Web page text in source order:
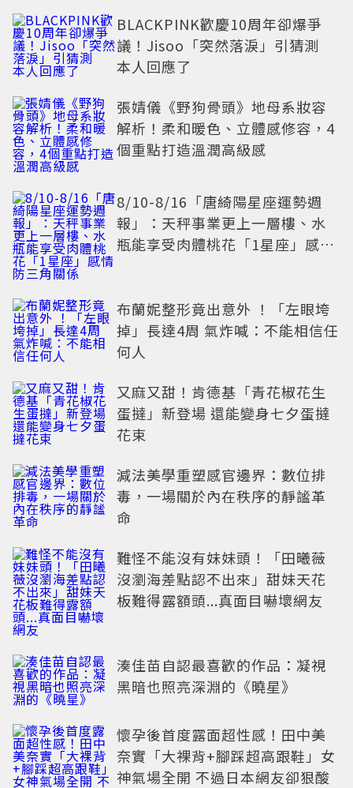
BLACKPINK歡慶10周年卻爆爭
議！Jisoo「突然落淚」引猜測
本人回應了
張婧儀《野狗骨頭》地母系妝容
解析！柔和暖色、立體感修容，4
個重點打造溫潤高級感
8/10-8/16「唐綺陽星座運勢週
報」：天秤事業更上一層樓、水
瓶能享受肉體桃花「1星座」感情
布蘭妮整形竟出意外 ！「左眼垮
掉」長達4周 氣炸喊：不能相信任
何人
又麻又甜！肯德基「青花椒花生
蛋撻」新登場 還能變身七夕蛋撻
花束
減法美學重塑感官邊界：數位排
毒，一場關於內在秩序的靜謐革
命
難怪不能沒有妹妹頭！「田曦薇
沒瀏海差點認不出來」甜妹天花
板難得露額頭...真面目嚇壞網友
湊佳苗自認最喜歡的作品：凝視
黑暗也照亮深淵的《曉星》
懷孕後首度露面超性感！田中美
奈實「大裸背+腳踩超高跟鞋」女
神氣場全開 不過日本網友卻狠酸